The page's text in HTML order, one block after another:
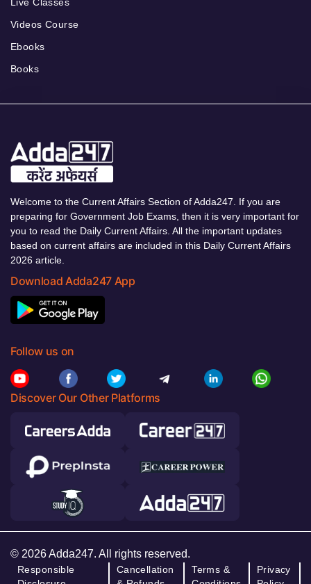
Live Classes
Videos Course
Ebooks
Books
Welcome to the Current Affairs Section of Adda247. If you are
preparing for Government Job Exams, then it is very important for
you to read the Daily Current Affairs. All the important updates
based on current affairs are included in this Daily Current Affairs
2026 article.
Download Adda247 App
Follow us on
Discover Our Other Platforms
© 2026 Adda247. All rights reserved.
Responsible
Cancellation
Terms &
Privacy